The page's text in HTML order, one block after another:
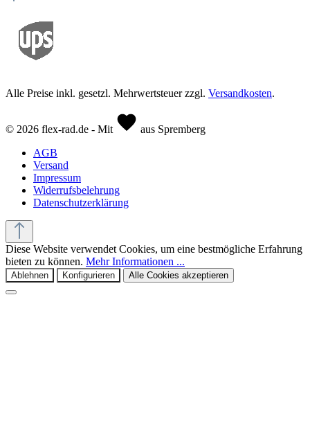
Alle Preise inkl. gesetzl. Mehrwertsteuer zzgl. Versandkosten.
© 2026 flex-rad.de - Mit
aus Spremberg
AGB
Versand
Impressum
Widerrufsbelehrung
Datenschutzerklärung
Diese Website verwendet Cookies, um eine bestmögliche Erfahrung
bieten zu können. Mehr Informationen ...
Ablehnen Konfigurieren Alle Cookies akzeptieren